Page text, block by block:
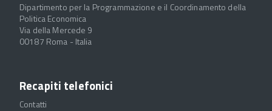
Dipartimento per la Programmazione e il Coordinamento della
Politica Economica
Via della Mercede 9
00187 Roma - Italia
Recapiti telefonici
Contatti